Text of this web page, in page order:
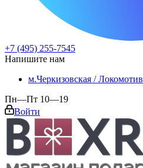
+7 (495) 255-7545
Напишите нам
м.Черкизовская / Локомотив
Пн—Пт 10—19
Войти